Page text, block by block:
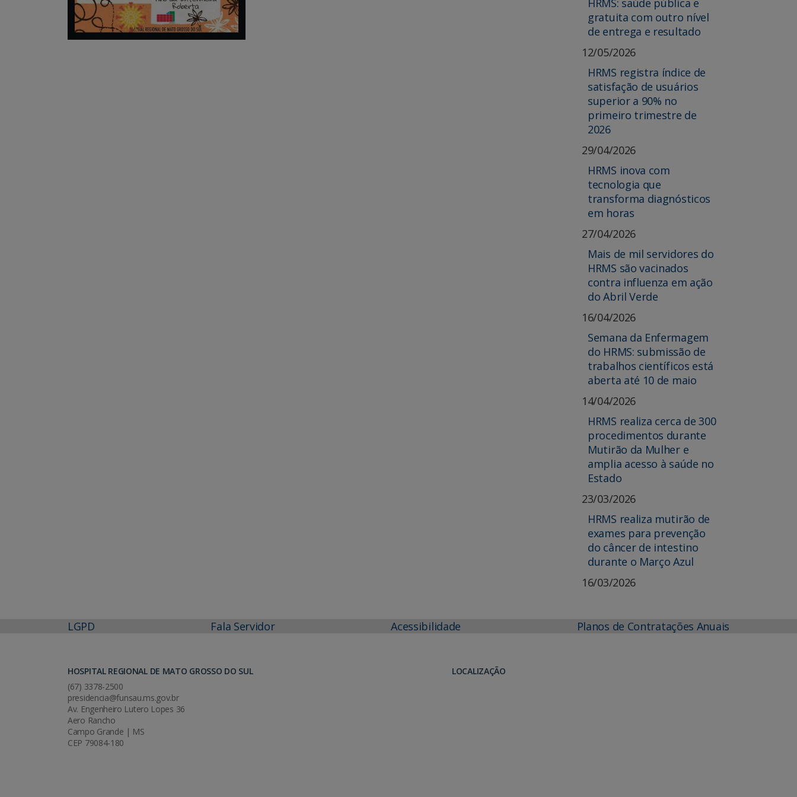
gratuita com outro nível
de entrega e resultado
12/05/2026
HRMS registra índice de
satisfação de usuários
superior a 90% no
primeiro trimestre de
2026
29/04/2026
HRMS inova com
tecnologia que
transforma diagnósticos
em horas
27/04/2026
Mais de mil servidores do
HRMS são vacinados
contra influenza em ação
do Abril Verde
16/04/2026
Semana da Enfermagem
do HRMS: submissão de
trabalhos científicos está
aberta até 10 de maio
14/04/2026
HRMS realiza cerca de 300
procedimentos durante
Mutirão da Mulher e
amplia acesso à saúde no
Estado
23/03/2026
HRMS realiza mutirão de
exames para prevenção
do câncer de intestino
durante o Março Azul
16/03/2026
LGPD Fala Servidor Acessibilidade Planos de Contratações Anuais
HOSPITAL REGIONAL DE MATO GROSSO DO SUL
(67) 3378-2500
presidencia@funsau.ms.gov.br
Av. Engenheiro Lutero Lopes 36
Aero Rancho
Campo Grande | MS
CEP 79084-180
LOCALIZAÇÃO